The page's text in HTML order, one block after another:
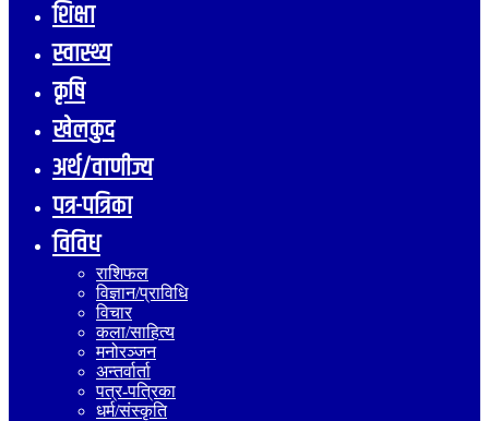
शिक्षा
स्वास्थ्य
कृषि
खेलकुद
अर्थ/वाणीज्य
पत्र-पत्रिका
विविध
राशिफल
विज्ञान/प्राविधि
विचार
कला/साहित्य
मनोरञ्जन
अन्तर्वार्ता
पत्र-पत्रिका
धर्म/संस्कृति